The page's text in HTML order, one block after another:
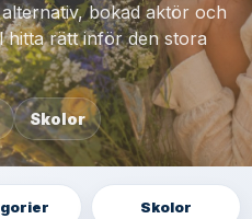
bokad aktör och
hitta rätt inför den stora
Skolor
Skolor